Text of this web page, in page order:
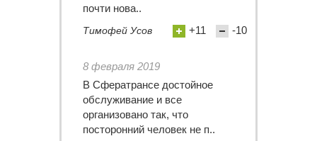
почти нова..
Тимофей Усов +11 -10
8 февраля 2019
В Сфератрансе достойное
обслуживание и все
организовано так, что
посторонний человек не п..